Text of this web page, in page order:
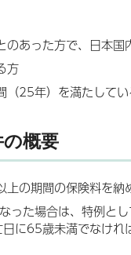
のあった方で、日本
方
（25年）を満たして
概要
の期間の保険料を納
った場合は、特例と
に65歳未満でなけれ